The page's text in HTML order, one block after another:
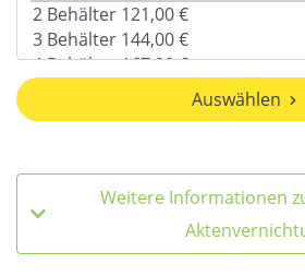
Auswählen
Weitere Informationen